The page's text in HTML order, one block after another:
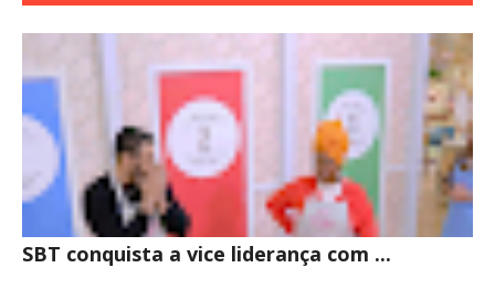
SBT conquista a vice liderança com ...